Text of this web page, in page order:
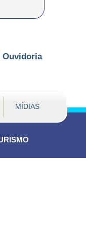
Ouvidoria
MÍDIAS